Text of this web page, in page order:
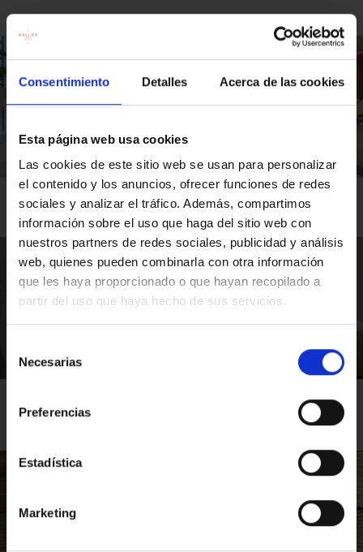
Consentimiento Detalles Acerca de las cookies
Esta página web usa cookies
Las cookies de este sitio web se usan para personalizar
el contenido y los anuncios, ofrecer funciones de redes
sociales y analizar el tráfico. Además, compartimos
información sobre el uso que haga del sitio web con
nuestros partners de redes sociales, publicidad y análisis
web, quienes pueden combinarla con otra información
que les haya proporcionado o que hayan recopilado a
partir del uso que haya hecho de sus servicios.
Necesarias
Preferencias
Estadística
Marketing
Out-of-Stock
Marina Badalona
Hotel Marina Badalona: Spa Circuit+Glass of Cava
€25.00
Hotel Marina Badalona: Spa + Couples Massage in
Double Cabin
€115.00